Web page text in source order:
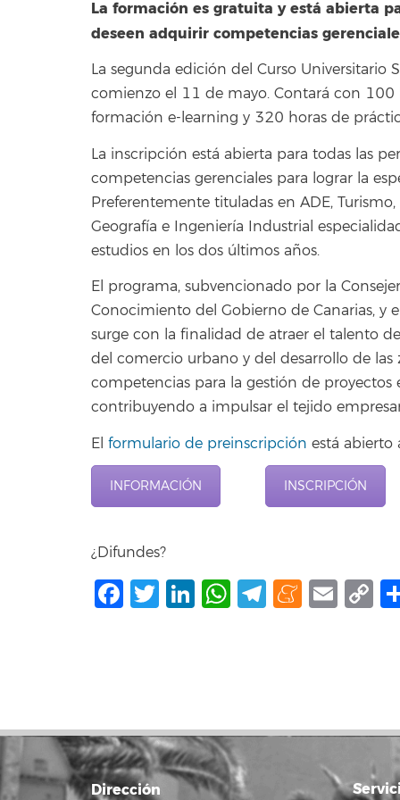
La formación es gratuita y está abierta
deseen adquirir competencias
La segunda edición del Curso Universitario
comienzo el 11 de mayo. Contará con
formación e-learning y 320 horas de
La inscripción está abierta para todas las
competencias gerenciales para lograr la
Preferentemente tituladas en ADE,
Geografía e Ingeniería Industrial
estudios en los dos últimos años.
El programa, subvencionado por la
Conocimiento del Gobierno de Canarias, y
surge con la finalidad de atraer el talento
del comercio urbano y del desarrollo de
competencias para la gestión de
contribuyendo a impulsar el tejido
El formulario de preinscripción está abierto
INFORMACIÓN INSCRIPCIÓN
¿Difundes?
Facebook
Twitter
LinkedIn
WhatsApp
Telegram
Dirección